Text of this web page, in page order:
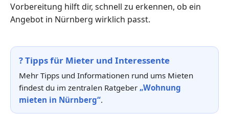
Vorbereitung hilft dir, schnell zu erkennen, ob ein
Angebot in Nürnberg wirklich passt.
?Tipps für Mieter und Interessente
Mehr Tipps und Informationen rund ums Mieten
findest du im zentralen Ratgeber „Wohnung
mieten in Nürnberg“.